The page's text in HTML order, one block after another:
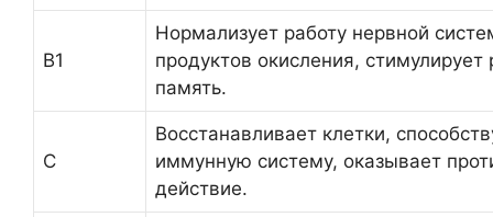
B1
Нормализует работу нервной
продуктов окисления,
память.
C
Восстанавливает клетки,
иммунную систему, оказывает
действие.